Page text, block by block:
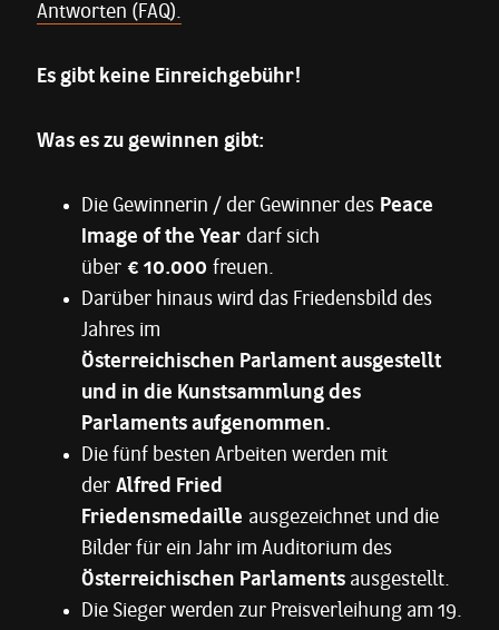
Antworten (FAQ).
Es gibt keine Einreichgebühr!
Was es zu gewinnen gibt:
Die Gewinnerin / der Gewinner des Peace
Image of the Year darf sich
über € 10.000 freuen.
Darüber hinaus wird das Friedensbild des
Jahres im
Österreichischen Parlament ausgestellt
und in die Kunstsammlung des
Parlaments aufgenommen.
Die fünf besten Arbeiten werden mit
der Alfred Fried
Friedensmedaille ausgezeichnet und die
Bilder für ein Jahr im Auditorium des
Österreichischen Parlaments ausgestellt.
Die Sieger werden zur Preisverleihung am 19.